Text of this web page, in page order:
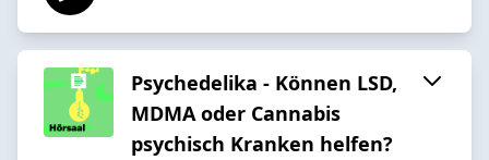
Psychedelika - Können LSD,
MDMA oder Cannabis
psychisch Kranken helfen?